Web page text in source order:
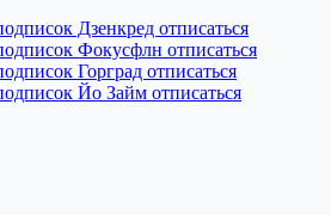
Дзенкред отписаться
Фокусфлн отписаться
Горград отписаться
Йо Займ отписаться